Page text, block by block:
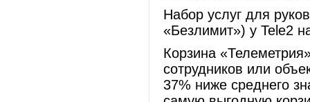
Набор услуг для
«Безлимит») у Tele2
Корзина
сотрудников или
37% ниже среднего